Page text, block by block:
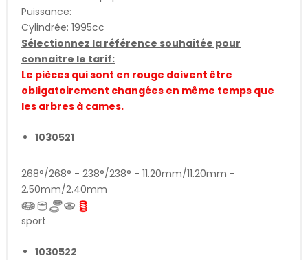
Puissance:
Cylindrée: 1995cc
Sélectionnez la référence souhaitée pour
connaitre le tarif:
Le pièces qui sont en rouge doivent être
obligatoirement changées en même temps que
les arbres à cames.
1030521
268°/268° - 238°/238° - 11.20mm/11.20mm -
2.50mm/2.40mm
sport
1030522